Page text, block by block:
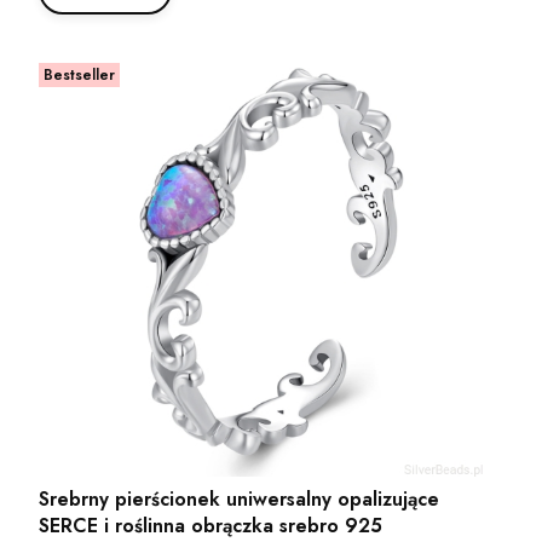
Bestseller
Srebrny pierścionek uniwersalny opalizujące
SERCE i roślinna obrączka srebro 925